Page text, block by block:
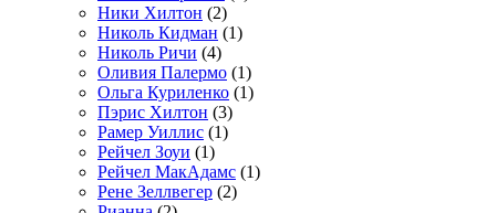
Ники Хилтон (2)
Николь Кидман (1)
Николь Ричи (4)
Оливия Палермо (1)
Ольга Куриленко (1)
Пэрис Хилтон (3)
Рамер Уиллис (1)
Рейчел Зоуи (1)
Рейчел МакАдамс (1)
Рене Зеллвегер (2)